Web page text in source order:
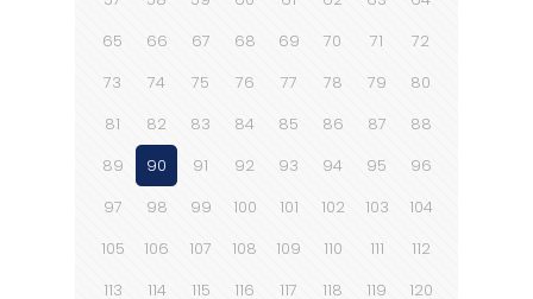
65
66 67 68 69 70 71
72
73
74 75 76 77 78 79
80
81
82 83 84 85 86 87
88
89
90 91 92 93 94 95
96
97
98 99 100 101 102 103
104
105
106 107 108 109 110 111
112
113
114 115 116 117 118 119
120